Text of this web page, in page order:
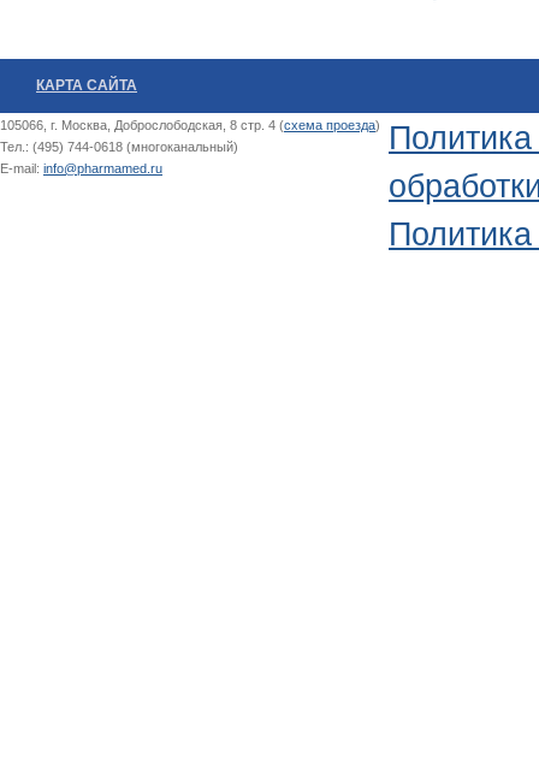
КАРТА САЙТА
105066, г. Москва, Доброслободская, 8 стр. 4 (схема проезда)
Тел.: (495) 744-0618 (многоканальный)
E-mail: info@pharmamed.ru